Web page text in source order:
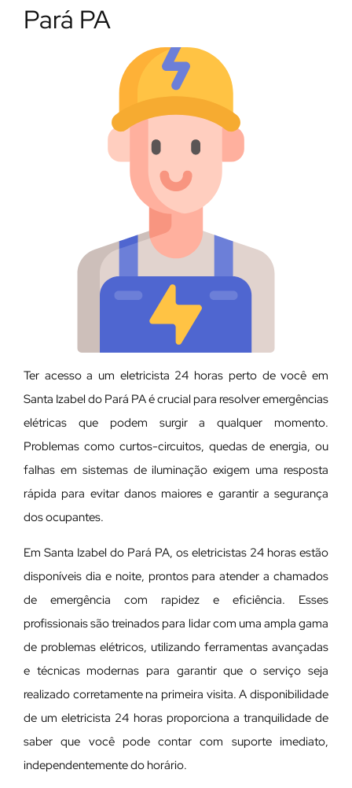
Pará PA
Ter acesso a um eletricista 24 horas perto de você em
Santa Izabel do Pará PA é crucial para resolver emergências
elétricas que podem surgir a qualquer momento.
Problemas como curtos-circuitos, quedas de energia, ou
falhas em sistemas de iluminação exigem uma resposta
rápida para evitar danos maiores e garantir a segurança
dos ocupantes.
Em Santa Izabel do Pará PA, os eletricistas 24 horas estão
disponíveis dia e noite, prontos para atender a chamados
de emergência com rapidez e eficiência. Esses
profissionais são treinados para lidar com uma ampla gama
de problemas elétricos, utilizando ferramentas avançadas
e técnicas modernas para garantir que o serviço seja
realizado corretamente na primeira visita. A disponibilidade
de um eletricista 24 horas proporciona a tranquilidade de
saber que você pode contar com suporte imediato,
independentemente do horário.